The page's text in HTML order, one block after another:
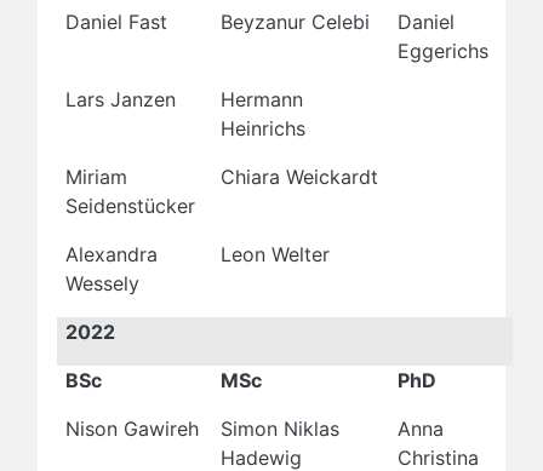
Daniel Fast
Beyzanur Celebi
Daniel
Eggerichs
Lars Janzen
Hermann
Heinrichs
Miriam
Seidenstücker
Chiara Weickardt
Alexandra
Wessely
Leon Welter
2022
BSc
MSc
PhD
Nison Gawireh
Simon Niklas
Hadewig
Anna
Christina